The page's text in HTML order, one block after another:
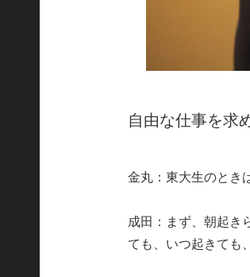
自由な仕事を求
金丸：東大生のとき
成田：まず、朝起き
ても、いつ起きても